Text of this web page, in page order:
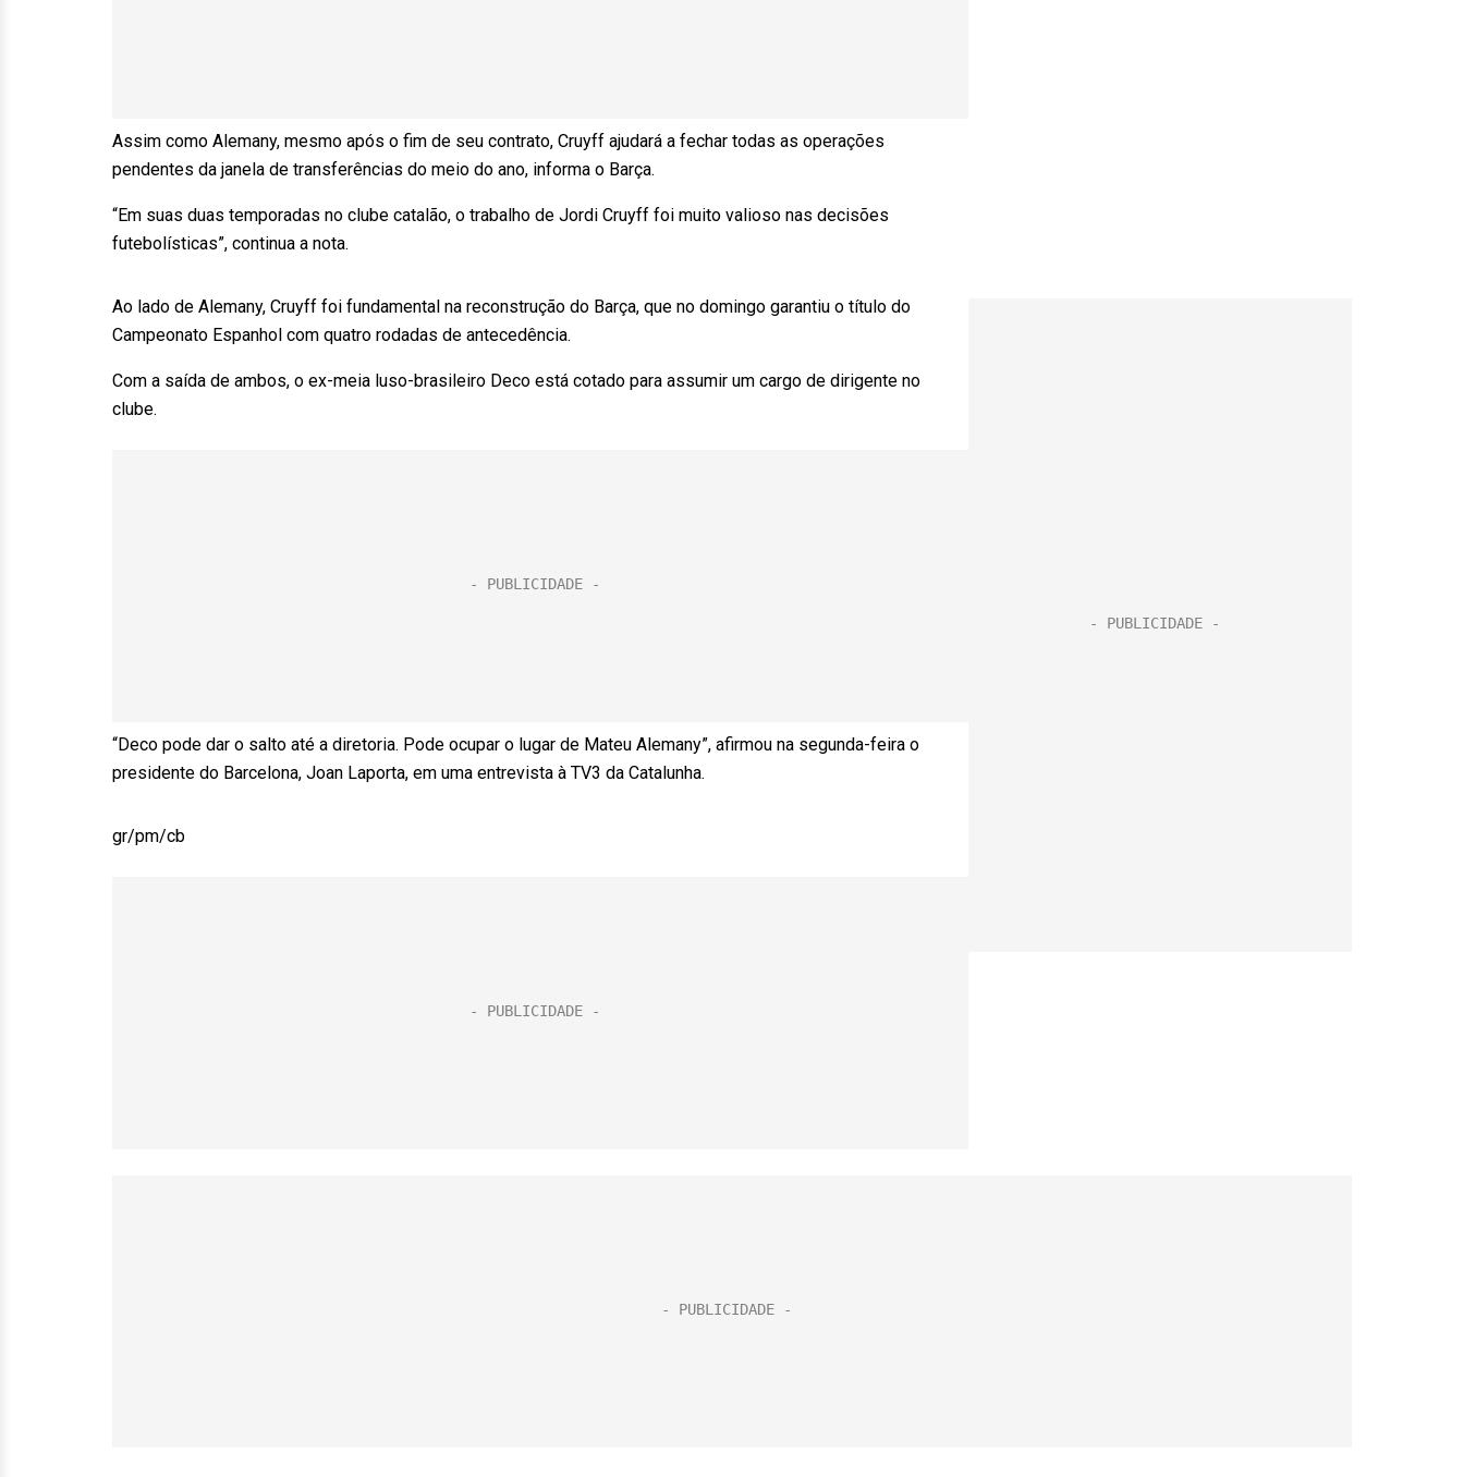
Assim como Alemany, mesmo após o fim de seu contrato, Cruyff ajudará a fechar todas as operações
pendentes da janela de transferências do meio do ano, informa o Barça.
“Em suas duas temporadas no clube catalão, o trabalho de Jordi Cruyff foi muito valioso nas decisões
futebolísticas”, continua a nota.
Ao lado de Alemany, Cruyff foi fundamental na reconstrução do Barça, que no domingo garantiu o título do
Campeonato Espanhol com quatro rodadas de antecedência.
Com a saída de ambos, o ex-meia luso-brasileiro Deco está cotado para assumir um cargo de dirigente no
clube.
“Deco pode dar o salto até a diretoria. Pode ocupar o lugar de Mateu Alemany”, afirmou na segunda-feira o
presidente do Barcelona, Joan Laporta, em uma entrevista à TV3 da Catalunha.
gr/pm/cb